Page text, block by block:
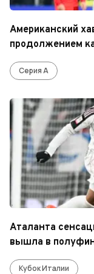
Американский
продолжением
Серия А
Аталанта
вышла в
Кубок Италии